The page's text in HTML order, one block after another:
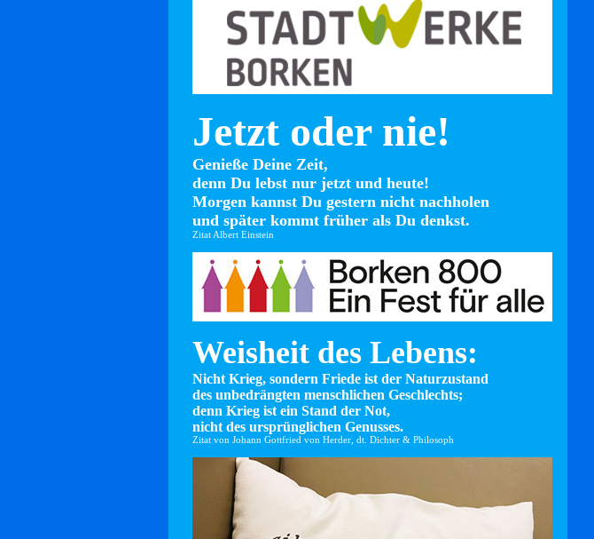
Jetzt oder nie!
Genieße Deine Zeit,
denn Du lebst nur jetzt und heute!
Morgen kannst Du gestern nicht nachholen
und später kommt früher als Du denkst.
Zitat Albert Einstein
Weisheit des Lebens:
Nicht Krieg, sondern Friede ist der Naturzustand
des unbedrängten menschlichen Geschlechts;
denn Krieg ist ein Stand der Not,
nicht des ursprünglichen Genusses.
Zitat von Johann Gottfried von Herder, dt. Dichter & Philosoph